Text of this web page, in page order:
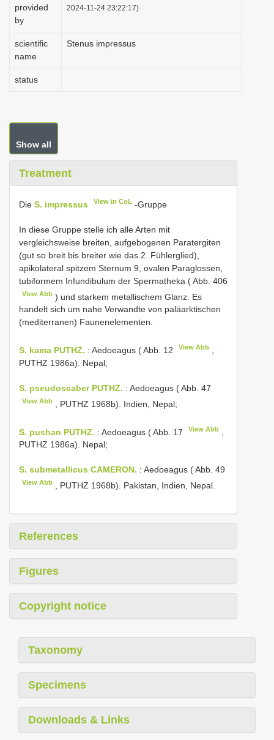
provided
by
2024-11-24 23:22:17)
scientific
name
Stenus impressus
status
Show all
Treatment
Die S. impressus View in CoL -Gruppe
In diese Gruppe stelle ich alle Arten mit
vergleichsweise breiten, aufgebogenen Paratergiten
(gut so breit bis breiter wie das 2. Fühlerglied),
apikolateral spitzem Sternum 9, ovalen Paraglossen,
tubiformem Infundibulum der Spermatheka ( Abb. 406
View Abb ) und starkem metallischem Glanz. Es
handelt sich um nahe Verwandte von paläarktischen
(mediterranen) Faunenelementen.
S. kama PUTHZ. : Aedoeagus ( Abb. 12 View Abb
PUTHZ 1986a). Nepal;
S. pseudoscaber PUTHZ. : Aedoeagus ( Abb. 47
View Abb , PUTHZ 1968b). Indien, Nepal;
S. pushan PUTHZ. : Aedoeagus ( Abb. 17 View Abb
PUTHZ 1986a). Nepal;
S. submetallicus CAMERON. : Aedoeagus ( Abb. 49
View Abb , PUTHZ 1968b). Pakistan, Indien, Nepal.
References
Figures
Copyright notice
Taxonomy
Specimens
Downloads & Links